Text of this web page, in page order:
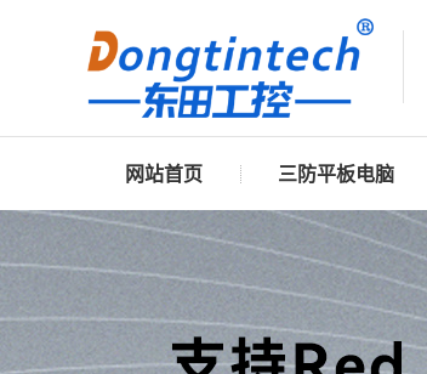
网站首页 三防平板电脑